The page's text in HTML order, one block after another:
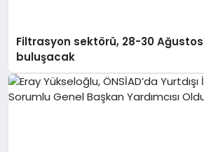
Filtrasyon sektörü, 28-30
buluşacak